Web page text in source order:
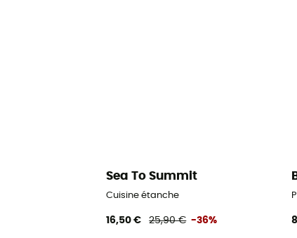
Sea To Summit
Cuisine étanche
16,50 € 25,90 € -36%